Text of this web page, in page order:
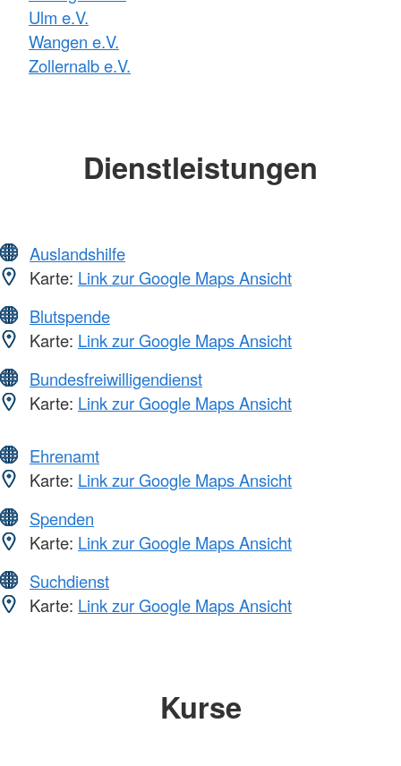
Ulm e.V.
Wangen e.V.
Zollernalb e.V.
Dienstleistungen
Auslandshilfe
Karte: Link zur Google Maps Ansicht
Blutspende
Karte: Link zur Google Maps Ansicht
Bundesfreiwilligendienst
Karte: Link zur Google Maps Ansicht
Ehrenamt
Karte: Link zur Google Maps Ansicht
Spenden
Karte: Link zur Google Maps Ansicht
Suchdienst
Karte: Link zur Google Maps Ansicht
Kurse